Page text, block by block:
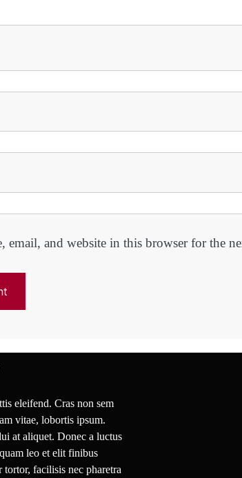
email, and website in this browser for the
eleifend. Cras non sem
vitae, lobortis ipsum.
at aliquet. Donec a luctus
leo et elit finibus
facilisis nec pharetra